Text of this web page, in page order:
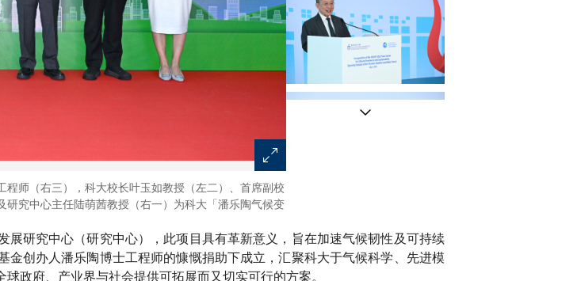
师（右三），科大校长叶玉如教授（左二）、首席副校
究中心主任陆萌茜教授（右一）为科大「潘乐陶气候变
研究中心（研究中心），此项目具有革新意义，旨在加速气候韧性及可持续
创办人潘乐陶博士工程师的慷慨捐助下成立，汇聚科大于气候科学、先进模
政府、产业界与社会提供可拓展而又切实可行的方案。